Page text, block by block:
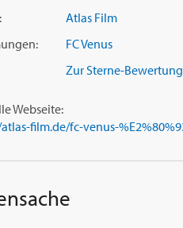
Atlas Film
FC Venus
Zur Sterne-Bewertung
Webseite: